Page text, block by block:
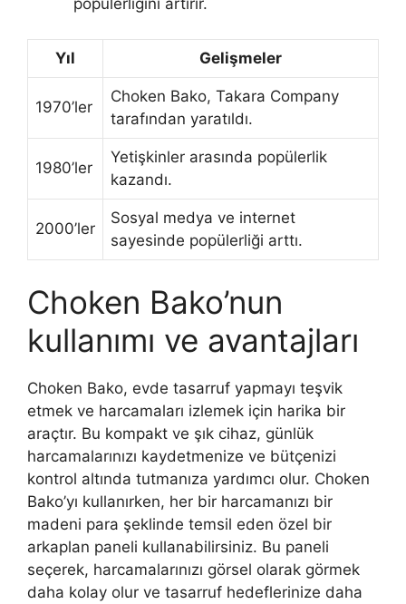
popülerliğini artırır.
Yıl Gelişmeler
1970’ler
Choken Bako, Takara Company
tarafından yaratıldı.
1980’ler
Yetişkinler arasında popülerlik
kazandı.
2000’ler
Sosyal medya ve internet
sayesinde popülerliği arttı.
Choken Bako’nun
kullanımı ve avantajları
Choken Bako, evde tasarruf yapmayı teşvik
etmek ve harcamaları izlemek için harika bir
araçtır. Bu kompakt ve şık cihaz, günlük
harcamalarınızı kaydetmenize ve bütçenizi
kontrol altında tutmanıza yardımcı olur. Choken
Bako’yı kullanırken, her bir harcamanızı bir
madeni para şeklinde temsil eden özel bir
arkaplan paneli kullanabilirsiniz. Bu paneli
seçerek, harcamalarınızı görsel olarak görmek
daha kolay olur ve tasarruf hedeflerinize daha